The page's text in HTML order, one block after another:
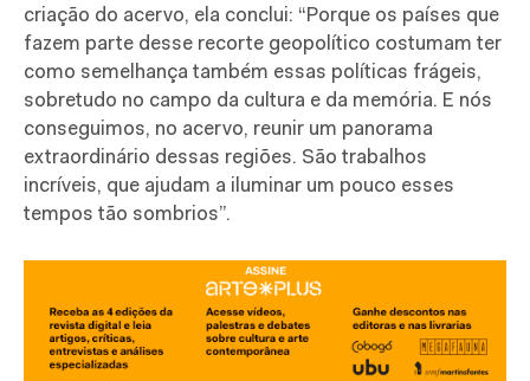
criação do acervo, ela conclui: “Porque os países que
fazem parte desse recorte geopolítico costumam ter
como semelhança também essas políticas frágeis,
sobretudo no campo da cultura e da memória. E nós
conseguimos, no acervo, reunir um panorama
extraordinário dessas regiões. São trabalhos
incríveis, que ajudam a iluminar um pouco esses
tempos tão sombrios”.